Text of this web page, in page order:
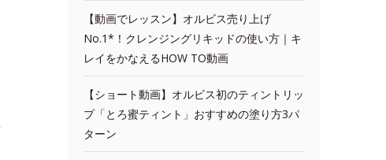
【動画でレッスン】オルビス売り上げ
No.1*！クレンジングリキッドの使い方｜キ
レイをかなえるHOW TO動画
【ショート動画】オルビス初のティントリッ
プ「とろ蜜ティント」おすすめの塗り方3パ
ターン